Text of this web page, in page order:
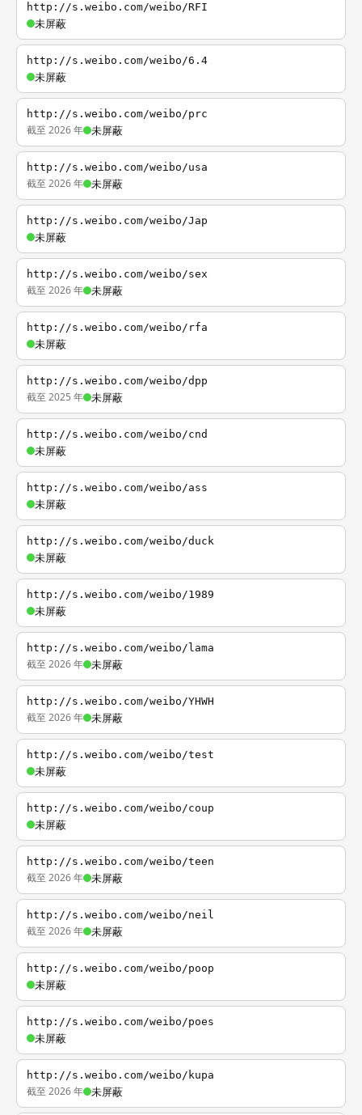
http://s.weibo.com/weibo/RFI
未屏蔽
http://s.weibo.com/weibo/6.4
未屏蔽
http://s.weibo.com/weibo/prc
截至 2026 年 未屏蔽
http://s.weibo.com/weibo/usa
截至 2026 年 未屏蔽
http://s.weibo.com/weibo/Jap
未屏蔽
http://s.weibo.com/weibo/sex
截至 2026 年 未屏蔽
http://s.weibo.com/weibo/rfa
未屏蔽
http://s.weibo.com/weibo/dpp
截至 2025 年 未屏蔽
http://s.weibo.com/weibo/cnd
未屏蔽
http://s.weibo.com/weibo/ass
未屏蔽
http://s.weibo.com/weibo/duck
未屏蔽
http://s.weibo.com/weibo/1989
未屏蔽
http://s.weibo.com/weibo/lama
截至 2026 年 未屏蔽
http://s.weibo.com/weibo/YHWH
截至 2026 年 未屏蔽
http://s.weibo.com/weibo/test
未屏蔽
http://s.weibo.com/weibo/coup
未屏蔽
http://s.weibo.com/weibo/teen
截至 2026 年 未屏蔽
http://s.weibo.com/weibo/neil
截至 2026 年 未屏蔽
http://s.weibo.com/weibo/poop
未屏蔽
http://s.weibo.com/weibo/poes
未屏蔽
http://s.weibo.com/weibo/kupa
截至 2026 年 未屏蔽